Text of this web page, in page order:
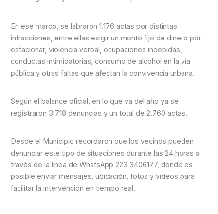
En ese marco, se labraron 1.176 actas por distintas
infracciones, entre ellas exigir un monto fijo de dinero por
estacionar, violencia verbal, ocupaciones indebidas,
conductas intimidatorias, consumo de alcohol en la vía
pública y otras faltas que afectan la convivencia urbana.
Según el balance oficial, en lo que va del año ya se
registraron 3.718 denuncias y un total de 2.760 actas.
Desde el Municipio recordaron que los vecinos pueden
denunciar este tipo de situaciones durante las 24 horas a
través de la línea de WhatsApp 223 3406177, donde es
posible enviar mensajes, ubicación, fotos y videos para
facilitar la intervención en tiempo real.